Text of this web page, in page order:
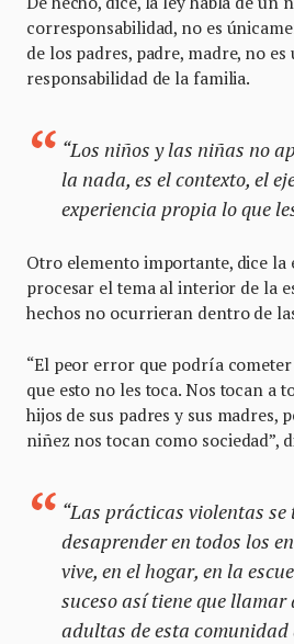
corresponsabilidad, no es
de los padres, padre, madre, no
responsabilidad de la familia.
“Los niños y las niñas no
la nada, es el contexto, el
experiencia propia lo que
Otro elemento importante, dice la
procesar el tema al interior de la
hechos no ocurrieran dentro de
“El peor error que podría cometer
que esto no les toca. Nos tocan a
hijos de sus padres y sus madres,
niñez nos tocan como sociedad”,
“Las prácticas violentas se
desaprender en todos los
vive, en el hogar, en la
suceso así tiene que
adultas de esta